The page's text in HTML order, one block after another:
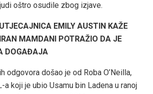
oštro osudile zbog izjave.
EMILY AUSTIN KAŽE
MAMDANI POTRAŽIO DA JE
DOGAĐAJA
odgovora došao je od Roba O’Neilla,
a koji je ubio Usamu bin Ladena u ranoj